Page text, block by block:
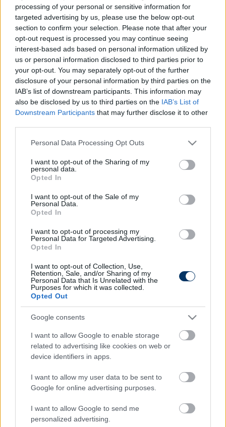
processing of your personal or sensitive information for
targeted advertising by us, please use the below opt-out
section to confirm your selection. Please note that after your
opt-out request is processed you may continue seeing
interest-based ads based on personal information utilized by
us or personal information disclosed to third parties prior to
your opt-out. You may separately opt-out of the further
disclosure of your personal information by third parties on the
IAB’s list of downstream participants. This information may
also be disclosed by us to third parties on the IAB’s List of
Downstream Participants that may further disclose it to other
Please note that this website/app uses one or more Google
not limited to your visit or usage behaviour. You may click to
grant or deny consent to Google and its third-party tags to
use your data for below specified purposes in below Google
consent section.
Personal Data Processing Opt Outs
I want to opt-out of the Sharing of my
personal data.
Opted In
I want to opt-out of the Sale of my
Personal Data.
Opted In
I want to opt-out of processing my
Personal Data for Targeted Advertising.
Opted In
I want to opt-out of Collection, Use,
Retention, Sale, and/or Sharing of my
Personal Data that Is Unrelated with the
Purposes for which it was collected.
Opted Out
Google consents
I want to allow Google to enable storage
related to advertising like cookies on web or
device identifiers in apps.
I want to allow my user data to be sent to
Google for online advertising purposes.
I want to allow Google to send me
personalized advertising.
Hidi Patriktélen csatlakozott a kazah élvonalban
éredekelt Irtysh Pavlodar csapatához, melynek
színeiben az idény összes eddigi mérkőzésén
kezdőként lépett pályára. Így történt ez az Atyrau
elleni idegenbeli meccsen is, melynek 95. percében,
0-2-es Irtysh-vezetésnél Hidi egy távoli lövésből első
kazah bajnoki gólját is megszerezte.
Itt állíthatod be, hogy a Csakfoci az elsők
között legyen a Google-találatokban
Tetszett a cikk? Megosztanád?
Link másolása
CÍMKÉK: #LÉGIÓSOK #VIDEÓ #VILÁGFOCI